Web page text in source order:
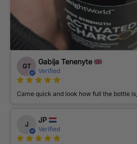
GT
Gabija Tenenyte
Verified
Came quick and look how full the bottle
J
JP
Verified